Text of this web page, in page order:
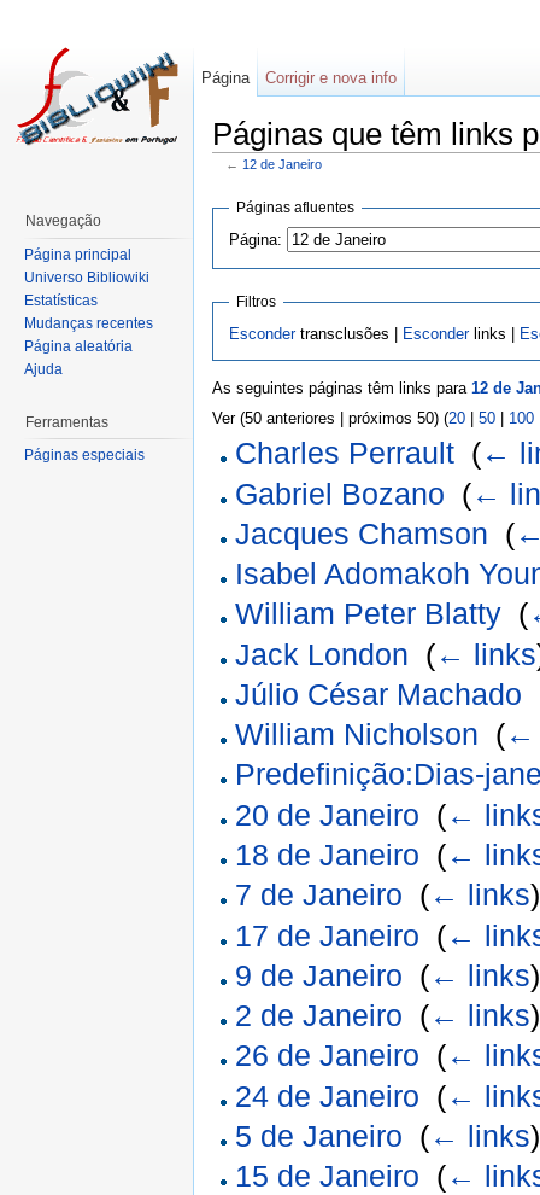
Páginas que têm links
← 12 de Janeiro
Páginas afluentes
Página:
Filtros
Escondertransclusões | Esconderlinks |
As seguintes páginas têm links para 12 de
Ver (50 anteriores | próximos 50) (20 50 100
Charles Perrault (←
Gabriel Bozano (←
Jacques Chamson (
Isabel Adomakoh
William Peter Blatty (
Jack London (← links
Júlio César Machado
William Nicholson (←
Predefinição:Dias-
20 de Janeiro (←
18 de Janeiro (←
7 de Janeiro (← links)
17 de Janeiro (←
9 de Janeiro (← links)
2 de Janeiro (← links)
26 de Janeiro (←
24 de Janeiro (←
5 de Janeiro (← links)
15 de Janeiro (←
Página Corrigir e nova info
Navegação
Página principal
Universo Bibliowiki
Estatísticas
Mudanças recentes
Página aleatória
Ajuda
Ferramentas
Páginas especiais